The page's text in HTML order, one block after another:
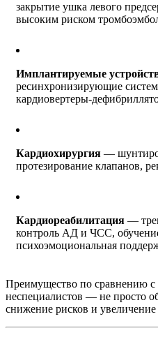
закрытие ушка левого
высоким риском
Имплантируемые
ресинхронизирующие
кардиовертеры-
Кардиохирургия —
протезирование клапанов,
Кардиореабилитация —
контроль АД и ЧСС,
психоэмоциональная
Преимущество по сравнению
неспециалистов — не просто
снижение рисков и